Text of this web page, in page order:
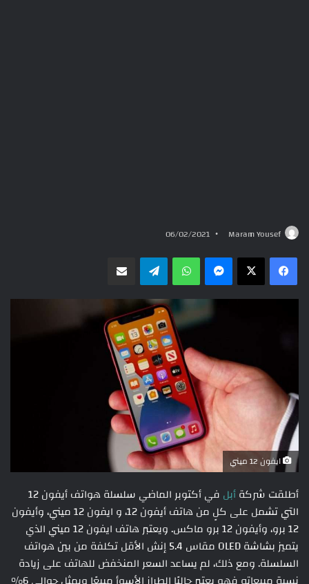
Maram Yousef
06/02/2021
ماسنجر واتسابتيلقرام
ايفون 12 ميني
أطلقت شركةأبل
في أكتوبر الماضي سلسلة هواتف أيفون 12
التي تشمل على كلٍ من هاتف أيفون 12، و ايفون 12 ميني، وأيفون
12 برو، وأيفون 12 برو ماكس. ويعتبر هاتف ايفون 12 ميني الذي
يتميز بشاشة OLED مقاس 5.4 إنش الأقل تكلفة من بين هواتف
السلسلة. ومع ذلك، لم يساعد السعر المنخفض للهاتف على زيادة